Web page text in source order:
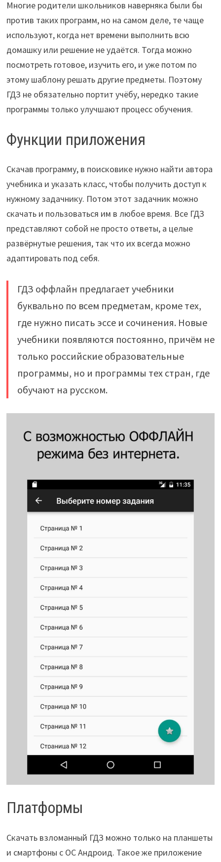
Многие родители школьников наверняка были бы
против таких программ, но на самом деле, те чаще
используют, когда нет времени выполнить всю
домашку или решение не удаётся. Тогда можно
посмотреть готовое, изучить его, и уже потом по
этому шаблону решать другие предметы. Поэтому
ГДЗ не обязательно портит учёбу, нередко такие
программы только улучшают процесс обучения.
Функции приложения
Скачав программу, в поисковике нужно найти автора
учебника и указать класс, чтобы получить доступ к
нужному задачнику. Потом этот задачник можно
скачать и пользоваться им в любое время. Все ГДЗ
представляют собой не просто ответы, а целые
развёрнутые решения, так что их всегда можно
адаптировать под себя.
ГДЗ оффлайн предлагает учебники
буквально по всем предметам, кроме тех,
где нужно писать эссе и сочинения. Новые
учебники появляются постоянно, причём не
только российские образовательные
программы, но и программы тех стран, где
обучают на русском.
Платформы
Скачать взломанный ГДЗ можно только на планшеты
и смартфоны с ОС Андроид. Такое же приложение